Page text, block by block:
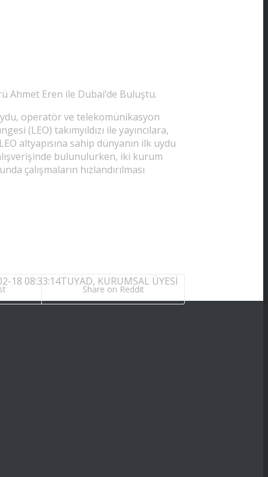
Ahmet Eren ile Dubai’de Buluştu.
operatör ve telekomünikasyon
(LEO) takımyıldızı ile yayıncılara,
altyapısına sahip dünyanın ilk uydu
bulunulurken, iki kurum
çalışmaların hızlandırılması
Share on Reddit
18 08:33:14TUYAD, KURUMSAL ÜYESİ